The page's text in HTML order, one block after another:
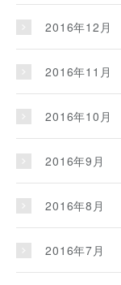
2016年12月
2016年11月
2016年10月
2016年9月
2016年8月
2016年7月